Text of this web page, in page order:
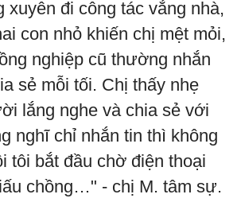
xuyên đi công tác vắng nhà,
con nhỏ khiến chị mệt mỏi,
nghiệp cũ thường nhắn
sẻ mỗi tối. Chị thấy nhẹ
lắng nghe và chia sẻ với
nghĩ chỉ nhắn tin thì không
tôi bắt đầu chờ điện thoại
chồng…" - chị M. tâm sự.